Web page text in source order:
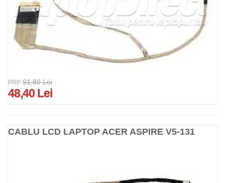
PRP 91,80 Lei
48,40 Lei
CABLU LCD LAPTOP ACER ASPIRE V5-131